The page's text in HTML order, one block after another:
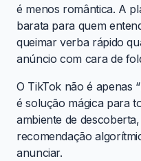
é menos romântica. A
barata para quem
queimar verba rápido
anúncio com cara de
O TikTok não é apenas
é solução mágica para
ambiente de
recomendação
anunciar.